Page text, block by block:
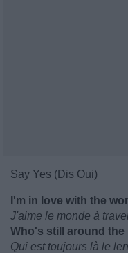
Say Yes (Dis Oui)
I'm in love with the
J'aime le monde à
Who's still around the
Qui est toujours là le